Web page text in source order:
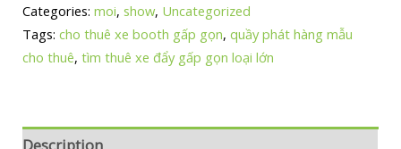
Gấp
Gọn
quantity
Categories:moi, show, Uncategorized
Tags:cho thuê xe booth gấp gọn,quầy phát hàng mẫu
cho thuê,tìm thuê xe đẩy gấp gọn loại lớn